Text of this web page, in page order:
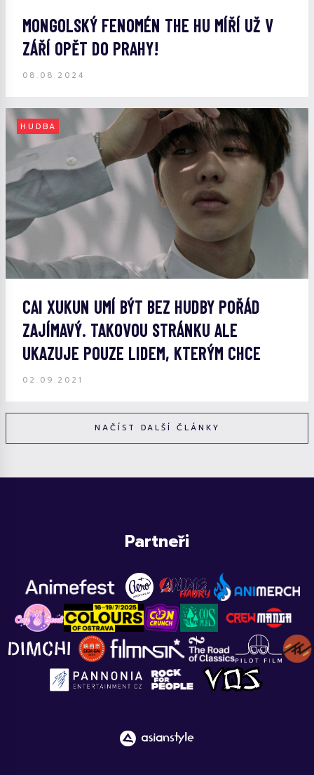
MONGOLSKÝ FENOMÉN THE HU MÍŘÍ UŽ V
ZÁŘÍ OPĚT DO PRAHY!
08.08.2024
HUDBA
CAI XUKUN UMÍ BÝT BEZ HUDBY POŘÁD
ZAJÍMAVÝ. TAKOVOU STRÁNKU ALE
UKAZUJE POUZE LIDEM, KTERÝM CHCE
02.09.2021
NAČÍST DALŠÍ ČLÁNKY
Partneři